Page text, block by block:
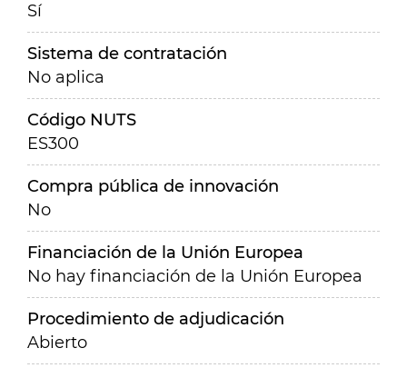
Sí
Sistema de contratación
No aplica
Código NUTS
ES300
Compra pública de innovación
No
Financiación de la Unión Europea
No hay financiación de la Unión Europea
Procedimiento de adjudicación
Abierto